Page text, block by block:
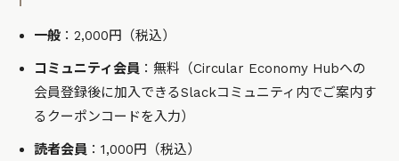
一般 ：2,000円（税込）
コミュニティ会員 ：無料（Circular Economy Hubへの
会員登録後に加入できるSlackコミュニティ内でご案内す
るクーポンコードを入力）
読者会員 ：1,000円（税込）